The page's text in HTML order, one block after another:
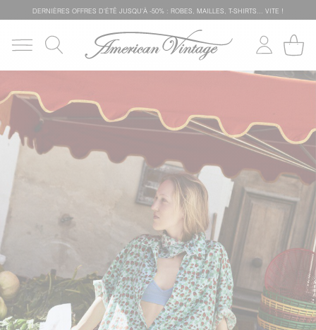
DERNIÈRES OFFRES D'ÉTÊ JUSQU'À -50% : ROBES, MAILLES, T-SHIRTS... VITE !